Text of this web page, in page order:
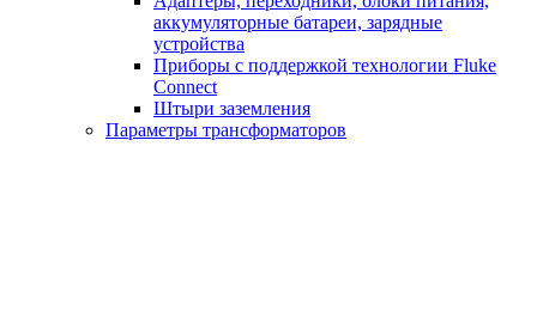
аккумуляторные батареи, зарядные
устройства
Приборы с поддержкой технологии Fluke
Connect
Штыри заземления
Параметры трансформаторов